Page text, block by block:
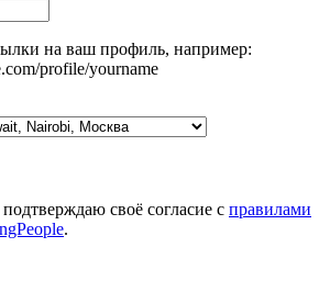
на ваш профиль, например:
profile/yourname
своё согласие с правилами
.